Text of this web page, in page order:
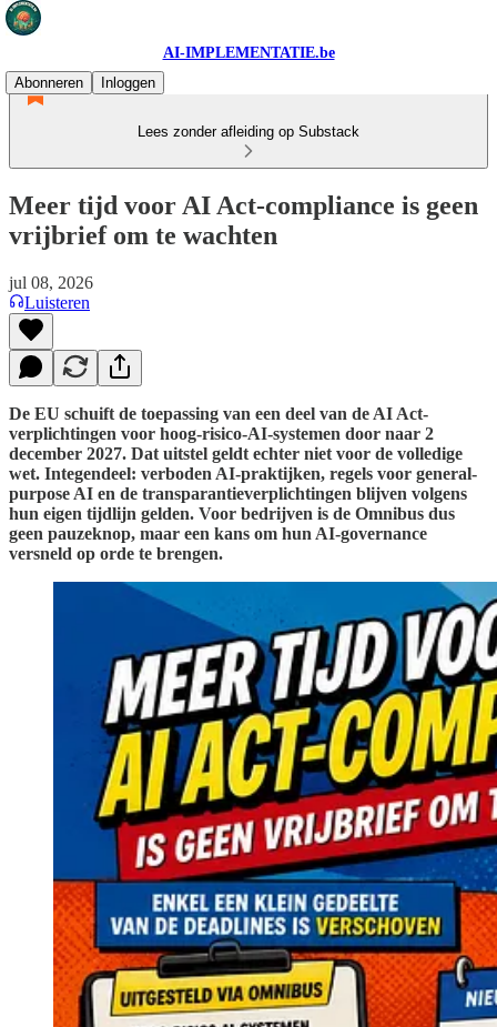
AI-IMPLEMENTATIE.be
Abonneren
Inloggen
Lees zonder afleiding op Substack
Meer tijd voor AI Act-compliance is geen
vrijbrief om te wachten
jul 08, 2026
Luisteren
De EU schuift de toepassing van een deel van de AI Act-
verplichtingen voor hoog-risico-AI-systemen door naar 2
december 2027. Dat uitstel geldt echter niet voor de volledige
wet. Integendeel: verboden AI-praktijken, regels voor general-
purpose AI en de transparantieverplichtingen blijven volgens
hun eigen tijdlijn gelden. Voor bedrijven is de Omnibus dus
geen pauzeknop, maar een kans om hun AI-governance
versneld op orde te brengen.